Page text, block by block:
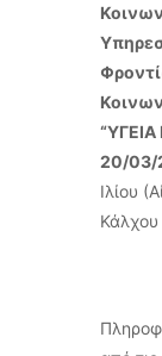
20/03/
Ιλίου